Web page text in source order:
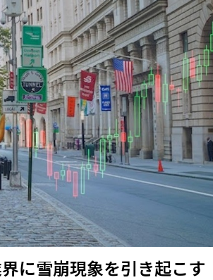
に雪崩現象を引き起こす